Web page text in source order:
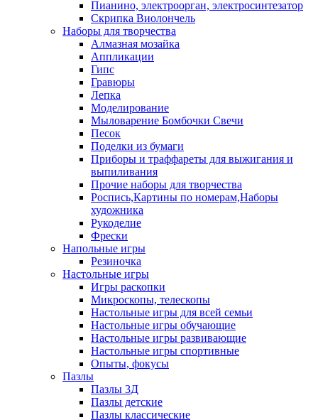
Пианино, электроорган, электросинтезатор
Скрипка Виолончель
Наборы для творчества
Алмазная мозайка
Аппликации
Гипс
Гравюры
Лепка
Моделирование
Мыловарение Бомбочки Свечи
Песок
Поделки из бумаги
Приборы и траффареты для выжигания и
выпиливания
Прочие наборы для творчества
Роспись,Картины по номерам,Наборы
художника
Рукоделие
Фрески
Напольные игры
Резиночка
Настольные игры
Игры раскопки
Микроскопы, телескопы
Настольные игры для всей семьи
Настольные игры обучающие
Настольные игры развивающие
Настольные игры спортивные
Опыты, фокусы
Пазлы
Пазлы 3Д
Пазлы детские
Пазлы классические